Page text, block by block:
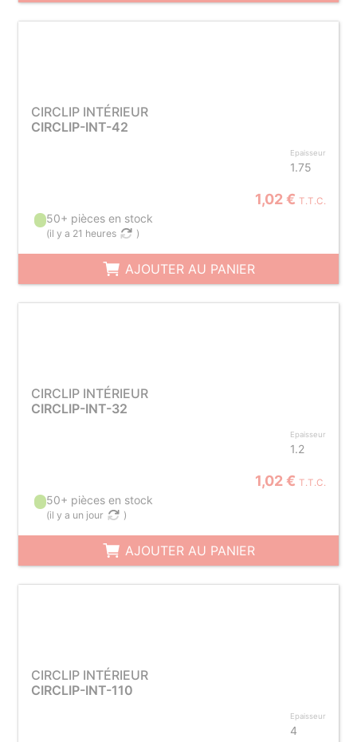
CIRCLIP INTÉRIEUR
CIRCLIP-INT-42
Epaisseur
1.75
1,02 € T.T.C.
50+ pièces en stock
(il y a 21 heures )
AJOUTER AU PANIER
CIRCLIP INTÉRIEUR
CIRCLIP-INT-32
Epaisseur
1.2
1,02 € T.T.C.
50+ pièces en stock
(il y a un jour )
AJOUTER AU PANIER
CIRCLIP INTÉRIEUR
CIRCLIP-INT-110
Epaisseur
4